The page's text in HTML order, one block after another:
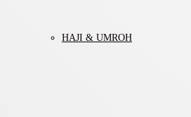
HAJI & UMROH